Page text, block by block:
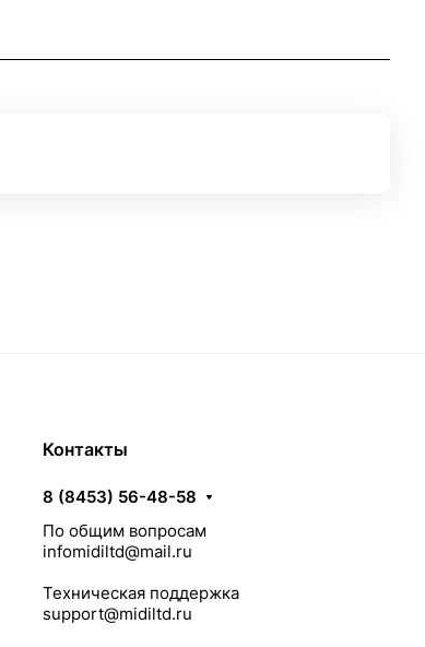
Контакты
8 (8453) 56-48-58
По общим вопросам
infomidiltd@mail.ru
Техническая поддержка
support@midiltd.ru